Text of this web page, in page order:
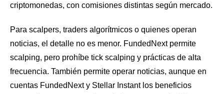
criptomonedas, con comisiones distintas según mercado.
Para scalpers, traders algorítmicos o quienes operan
noticias, el detalle no es menor. FundedNext permite
scalping, pero prohíbe tick scalping y prácticas de alta
frecuencia. También permite operar noticias, aunque en
cuentas FundedNext y Stellar Instant los beneficios